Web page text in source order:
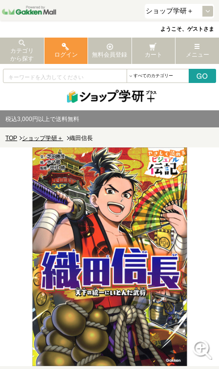
ようこそ、ゲストさま
カテゴリ
から探す
ログイン 無料会員登録 カート メニュー
税込3,000円以上で送料無料
TOP ショップ学研＋ 織田信長